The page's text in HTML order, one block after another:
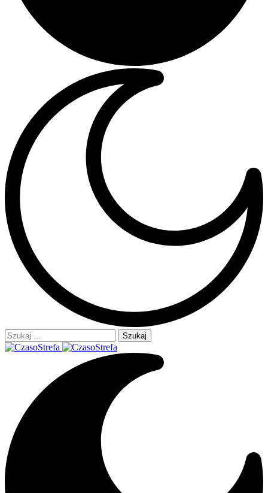
Szukaj: